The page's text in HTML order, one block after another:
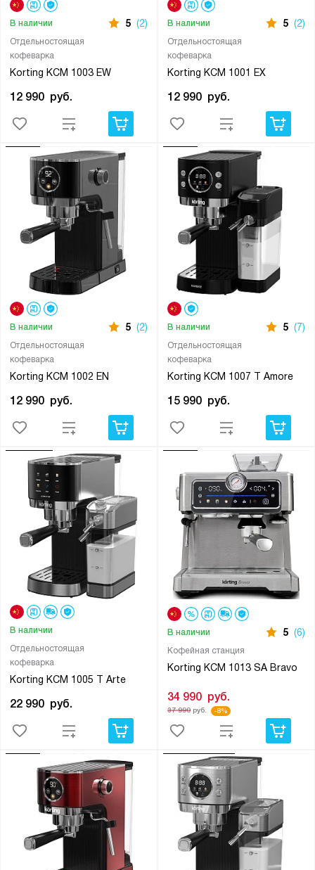
Отдельностоящая
кофеварка
Korting KCM 1003 EW
В наличии 5 (2)
12 990 руб.
Отдельностоящая
кофеварка
Korting KCM 1001 EX
В наличии 5 (2)
12 990 руб.
Отдельностоящая
кофеварка
Korting KCM 1002 EN
В наличии 5 (2)
12 990 руб.
Отдельностоящая
кофеварка
Korting KCM 1007 T Amore
В наличии 5 (7)
15 990 руб.
Отдельностоящая
кофеварка
Korting KCM 1005 T Arte
В наличии
22 990 руб.
Кофейная станция
Korting KCM 1013 SA Bravo
В наличии 5 (6)
34 990 руб.
37 990руб. -8%